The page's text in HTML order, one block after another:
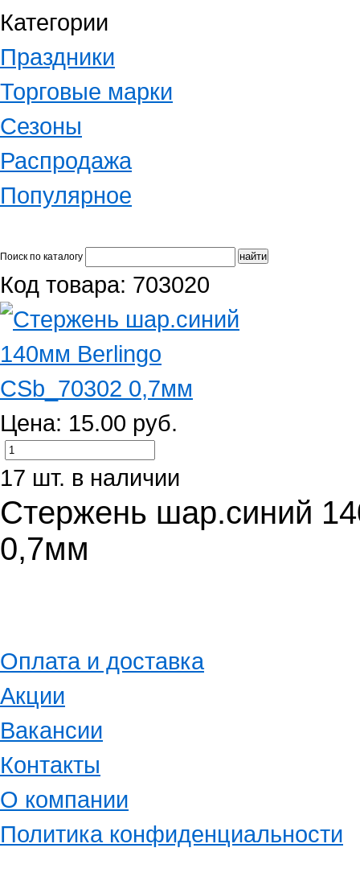
Категории
Праздники
Торговые марки
Сезоны
Распродажа
Популярное
Поиск по каталогу
Код товара: 703020
Цена: 15.00 руб.
17 шт. в наличии
Стержень шар.синий
0,7мм
Оплата и доставка
Акции
Вакансии
Контакты
О компании
Политика конфиденциальности